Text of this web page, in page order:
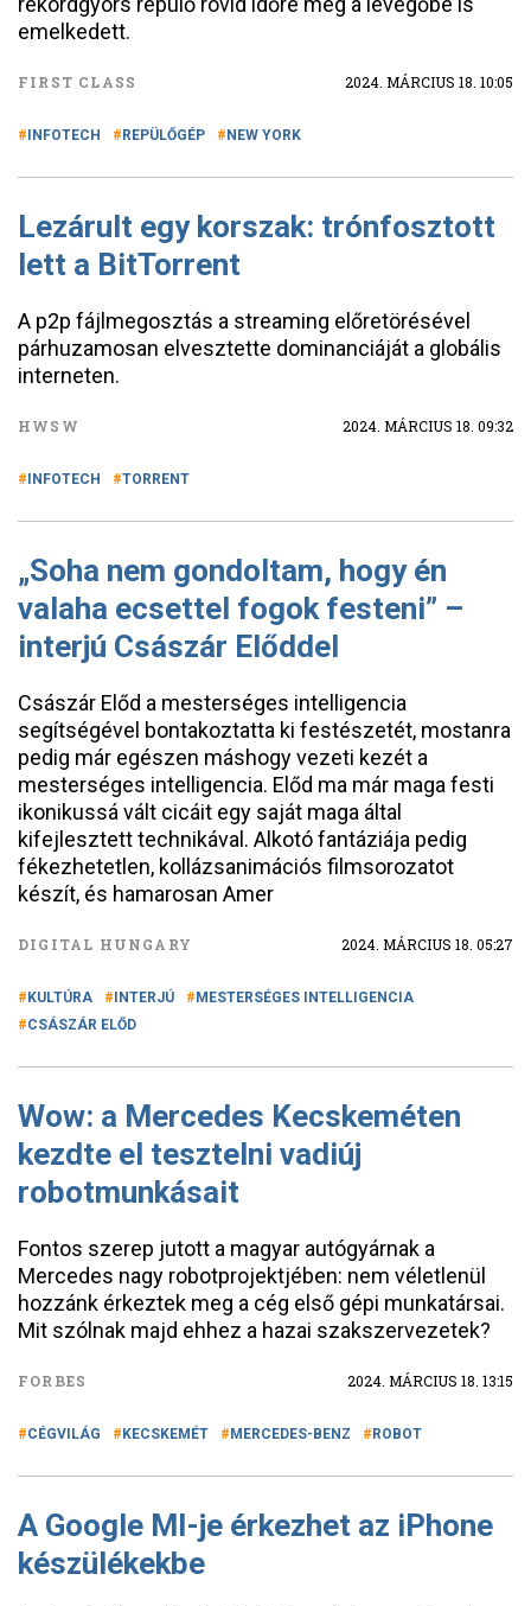
emelkedett.
FIRST CLASS 2024. MÁRCIUS 18. 10:05
INFOTECH REPÜLŐGÉP NEW YORK
Lezárult egy korszak: trónfosztott
lett a BitTorrent
A p2p fájlmegosztás a streaming előretörésével
párhuzamosan elvesztette dominanciáját a globális
interneten.
HWSW 2024. MÁRCIUS 18. 09:32
INFOTECH TORRENT
„Soha nem gondoltam, hogy én
valaha ecsettel fogok festeni” –
interjú Császár Előddel
Császár Előd a mesterséges intelligencia
segítségével bontakoztatta ki festészetét, mostanra
pedig már egészen máshogy vezeti kezét a
mesterséges intelligencia. Előd ma már maga festi
ikonikussá vált cicáit egy saját maga által
kifejlesztett technikával. Alkotó fantáziája pedig
fékezhetetlen, kollázsanimációs filmsorozatot
készít, és hamarosan Amer
DIGITAL HUNGARY 2024. MÁRCIUS 18. 05:27
KULTÚRA INTERJÚ
MESTERSÉGES INTELLIGENCIA
CSÁSZÁR ELŐD
Wow: a Mercedes Kecskeméten
kezdte el tesztelni vadiúj
robotmunkásait
Fontos szerep jutott a magyar autógyárnak a
Mercedes nagy robotprojektjében: nem véletlenül
hozzánk érkeztek meg a cég első gépi munkatársai.
Mit szólnak majd ehhez a hazai szakszervezetek?
FORBES 2024. MÁRCIUS 18. 13:15
CÉGVILÁG KECSKEMÉT MERCEDES-BENZ ROBOT
A Google MI-je érkezhet az iPhone
készülékekbe